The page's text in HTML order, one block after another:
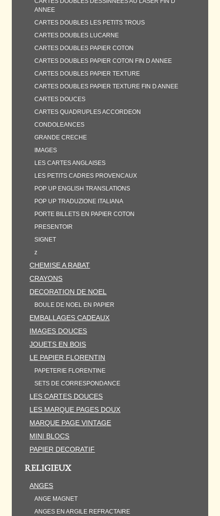
ANNEE
CARTES DOUBLES LES PETITS TROUS
CARTES DOUBLES LUCARNE
CARTES DOUBLES PAPIER COTON
CARTES DOUBLES PAPIER COTON FIN D ANNEE
CARTES DOUBLES PAPIER TEXTURE
CARTES DOUBLES PAPIER TEXTURE FIN D ANNEE
CARTES DOUCES
CARTES QUADRUPLES ACCORDEON
CONDOLEANCES
GRANDE CRECHE
IMAGES
LES CARTES ANGLAISES
LES PETITS CADRES PROVENCAUX
POP UP ENGLISH TRANSLATIONS
POP UP TRADUZIONE ITALIANA
PORTE BILLETS EN PAPIER COTON
PRESENTOIR
SIGNET
z
CHEMISE A RABAT
CRAYONS
DECORATION DE NOEL
BOULE DE NOEL EN PAPIER
EMBALLAGES CADEAUX
IMAGES DOUCES
JOUETS EN BOIS
LE PAPIER FLORENTIN
PAPETERIE FLORENTINE
SETS DE CORRESPONDANCE
LES CARTES DOUCES
LES MARQUE PAGES DOUX
MARQUE PAGE VINTAGE
MINI BLOCS
PAPIER DECORATIF
RELIGIEUX
ANGES
ANGE MAGNET
ANGES EN ARGILE REFRACTAIRE